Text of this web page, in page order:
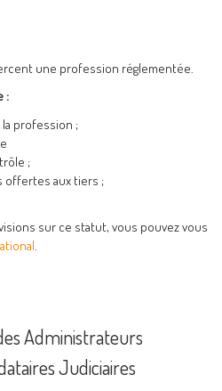
une profession réglementée.
:
la profession ;
;
offertes aux tiers ;
sur ce statut, vous pouvez vous
.
Administrateurs
Judiciaires